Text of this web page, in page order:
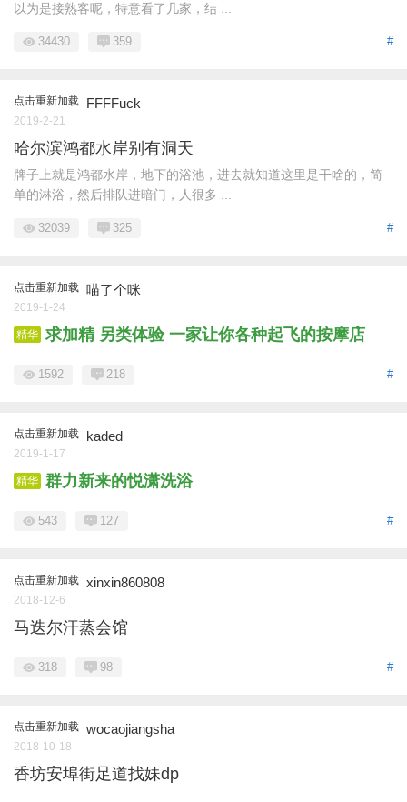
以为是接熟客呢，特意看了几家，结 ...
#
34430 359
点击重新加载 FFFFuck
2019-2-21
哈尔滨鸿都水岸别有洞天
牌子上就是鸿都水岸，地下的浴池，进去就知道这里是干啥的，简
单的淋浴，然后排队进暗门，人很多 ...
#
32039 325
点击重新加载 喵了个咪
2019-1-24
精华 求加精 另类体验 一家让你各种起飞的按摩店
#
1592 218
点击重新加载 kaded
2019-1-17
精华 群力新来的悦潇洗浴
#
543 127
点击重新加载 xinxin860808
2018-12-6
马迭尔汗蒸会馆
#
318 98
点击重新加载 wocaojiangsha
2018-10-18
香坊安埠街足道找妹dp